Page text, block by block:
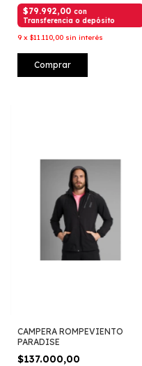
$79.992,00 con
Transferencia o depósito
9 x $11.110,00 sin interés
Comprar
CAMPERA ROMPEVIENTO
PARADISE
$137.000,00